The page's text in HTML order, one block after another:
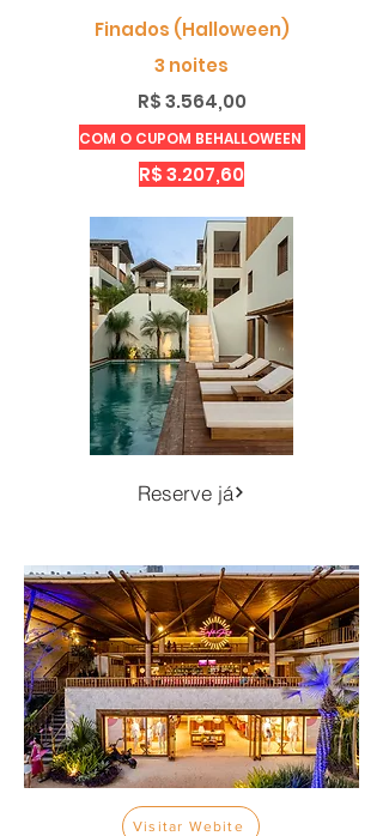
Finados (Halloween)
3 noites
R$ 3.564,00
COM O CUPOM BEHALLOWEEN
R$ 3.207,60
Reserve já
Visitar Webite